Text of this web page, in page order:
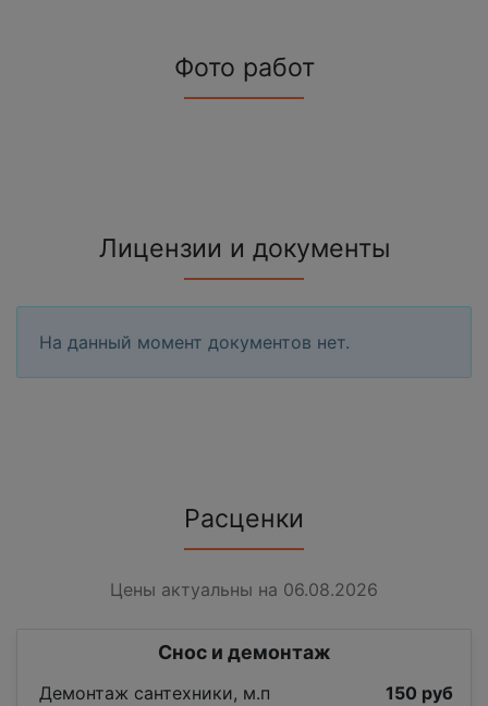
Фото работ
Лицензии и документы
На данный момент документов нет.
Расценки
Цены актуальны на 06.08.2026
Снос и демонтаж
Демонтаж сантехники, м.п
150 руб